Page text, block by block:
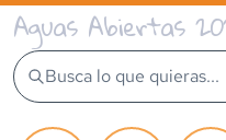
Aguas Abiertas
Busca lo que quieras...